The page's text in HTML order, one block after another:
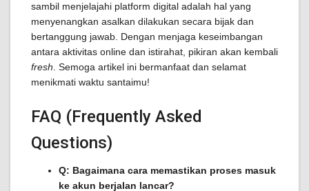
sambil menjelajahi platform digital adalah hal yang
menyenangkan asalkan dilakukan secara bijak dan
bertanggung jawab. Dengan menjaga keseimbangan
antara aktivitas online dan istirahat, pikiran akan kembali
fresh . Semoga artikel ini bermanfaat dan selamat
menikmati waktu santaimu!
FAQ (Frequently Asked
Questions)
Q: Bagaimana cara memastikan proses masuk
ke akun berjalan lancar?